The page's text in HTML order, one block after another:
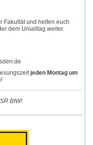
Fakultät und helfen euch
dem Unialltag weiter.
jeden Montag um
BIW!